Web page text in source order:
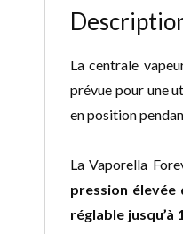
La centrale
prévue pour une
en position
La Vaporella
pression élevée
réglable jusqu’à